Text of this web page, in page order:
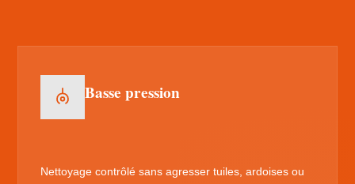
Basse pression
Nettoyage contrôlé sans agresser tuiles, ardoises ou